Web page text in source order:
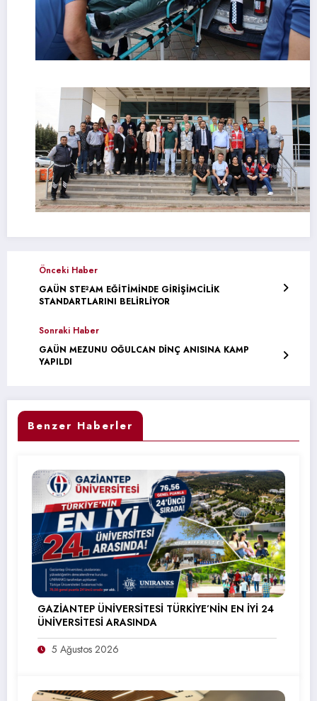
Önceki Haber
GAÜN STE²AM EĞİTİMİNDE GİRİŞİMCİLİK
STANDARTLARINI BELİRLİYOR
Sonraki Haber
GAÜN MEZUNU OĞULCAN DİNÇ ANISINA KAMP
YAPILDI
Benzer Haberler
GAZİANTEP ÜNİVERSİTESİ TÜRKİYE’NİN EN İYİ 24
ÜNİVERSİTESİ ARASINDA
5 Ağustos 2026